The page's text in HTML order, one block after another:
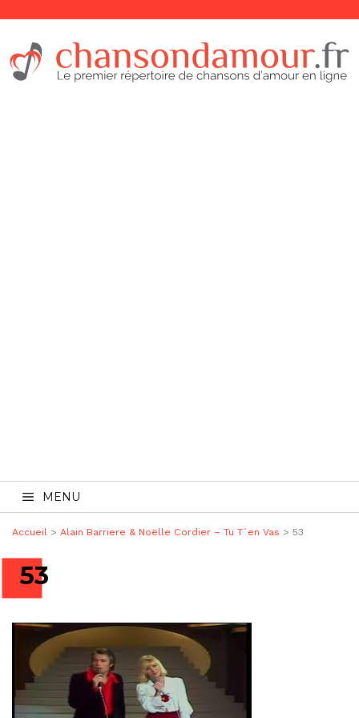
MENU
Accueil > Alain Barriere & Noëlle Cordier – Tu T`en Vas > 53
53